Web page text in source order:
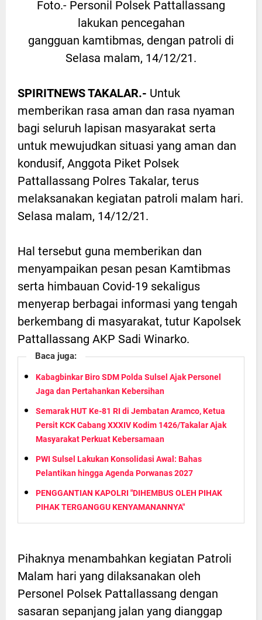
Foto.- Personil Polsek Pattallassang
lakukan pencegahan
gangguan kamtibmas, dengan patroli di
Selasa malam, 14/12/21.
SPIRITNEWS TAKALAR.- Untuk
memberikan rasa aman dan rasa nyaman
bagi seluruh lapisan masyarakat serta
untuk mewujudkan situasi yang aman dan
kondusif, Anggota Piket Polsek
Pattallassang Polres Takalar, terus
melaksanakan kegiatan patroli malam hari.
Selasa malam, 14/12/21.
Hal tersebut guna memberikan dan
menyampaikan pesan pesan Kamtibmas
serta himbauan Covid-19 sekaligus
menyerap berbagai informasi yang tengah
berkembang di masyarakat, tutur Kapolsek
Pattallassang AKP Sadi Winarko.
Baca juga:
Kabagbinkar Biro SDM Polda Sulsel Ajak Personel
Jaga dan Pertahankan Kebersihan
Semarak HUT Ke-81 RI di Jembatan Aramco, Ketua
Persit KCK Cabang XXXIV Kodim 1426/Takalar Ajak
Masyarakat Perkuat Kebersamaan
PWI Sulsel Lakukan Konsolidasi Awal: Bahas
Pelantikan hingga Agenda Porwanas 2027
PENGGANTIAN KAPOLRI "DIHEMBUS OLEH PIHAK
PIHAK TERGANGGU KENYAMANANNYA"
Pihaknya menambahkan kegiatan Patroli
Malam hari yang dilaksanakan oleh
Personel Polsek Pattallassang dengan
sasaran sepanjang jalan yang dianggap